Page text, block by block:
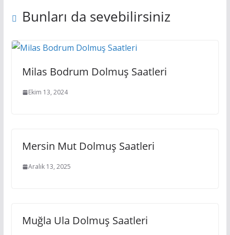
Bunları da sevebilirsiniz
Milas Bodrum Dolmuş Saatleri
Ekim 13, 2024
Mersin Mut Dolmuş Saatleri
Aralık 13, 2025
Muğla Ula Dolmuş Saatleri